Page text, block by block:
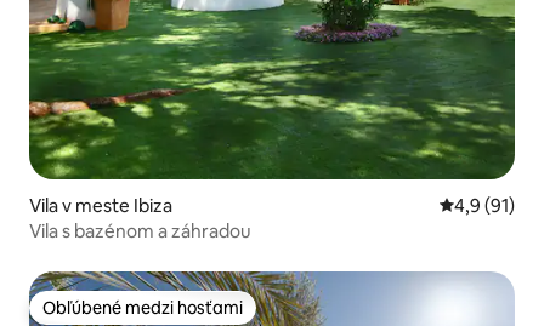
Vila v meste Ibiza Priemerné
4,9 (91)
Vila s bazénom a záhradou
Obľúbené medzi hosťami
Obľúbené medzi hosťami